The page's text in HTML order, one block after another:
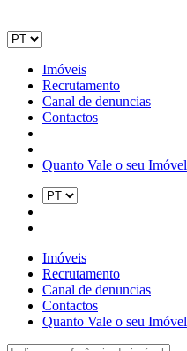
Imóveis
Recrutamento
Canal de denuncias
Contactos
Quanto Vale o seu Imóvel
Imóveis
Recrutamento
Canal de denuncias
Contactos
Quanto Vale o seu Imóvel